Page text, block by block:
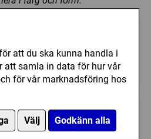
att du ska kunna handla i
att samla in data för hur vår
för vår marknadsföring hos
Välj Godkänn alla
▼
Bevaka